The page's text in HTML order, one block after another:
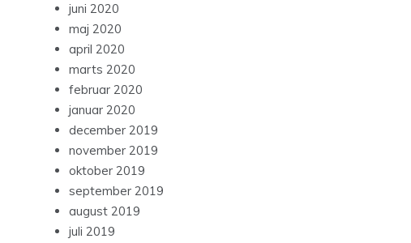
juni 2020
maj 2020
april 2020
marts 2020
februar 2020
januar 2020
december 2019
november 2019
oktober 2019
september 2019
august 2019
juli 2019